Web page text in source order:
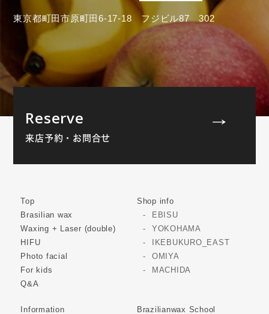
東京都町田市原町田6-17-18 フジビル87 302
Reserve
来店予約・お問合せ
Top
Brasilian wax
Waxing + Laser (double)
HIFU
Photo facial
For kids
Q&A
Shop info
EBISU
YOKOHAMA
IKEBUKURO_EAST
OMIYA
MACHIDA
Information Brazilianwax School